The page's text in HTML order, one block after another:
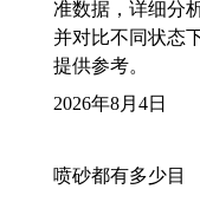
准数据，详细分
并对比不同状态
提供参考。
2026年8月4日
喷砂都有多少目